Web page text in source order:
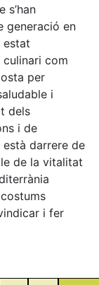
s’han
generació en
estat
com
per
i
dels
i de
darrere de
de la vitalitat
i fer